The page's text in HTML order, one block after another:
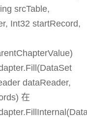
srcTable,
Int32 startRecord,
dataReader,
在